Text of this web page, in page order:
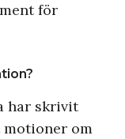
för
har skrivit
om